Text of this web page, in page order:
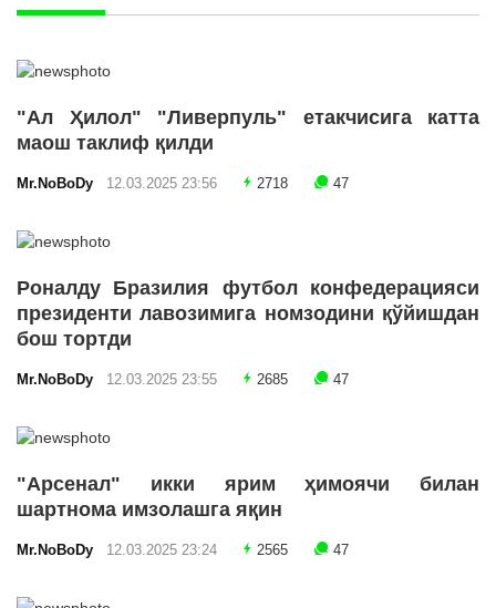
"Ал Ҳилол" "Ливерпуль" етакчисига катта
маош таклиф қилди
Mr.NoBoDy 12.03.2025 23:56 2718 47
Роналду Бразилия футбол конфедерацияси
президенти лавозимига номзодини қўйишдан
бош тортди
Mr.NoBoDy 12.03.2025 23:55 2685 47
"Арсенал" икки ярим ҳимоячи билан
шартнома имзолашга яқин
Mr.NoBoDy 12.03.2025 23:24 2565 47